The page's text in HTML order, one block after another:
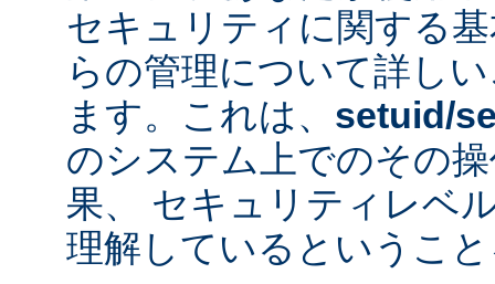
セキュリティに関する
らの管理について詳し
ます。これは、 setuid/
のシステム上でのその
果、 セキュリティレベ
理解しているというこ